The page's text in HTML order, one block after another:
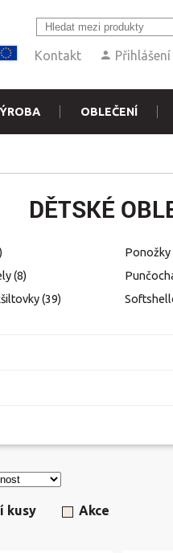
Kontakt Přihlášení
OBLEČENÍ
DĚTSKÉ
(8)
(39)
Ponožky
kusy Akce